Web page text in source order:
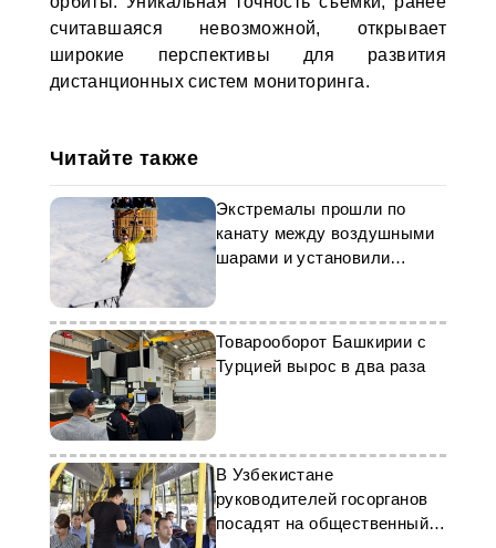
считавшаяся невозможной, открывает
широкие перспективы для развития
дистанционных систем мониторинга.
Читайте также
Экстремалы прошли по
канату между воздушными
шарами и установили
Товарооборот Башкирии с
Турцией вырос в два раза
В Узбекистане
руководителей госорганов
посадят на общественный